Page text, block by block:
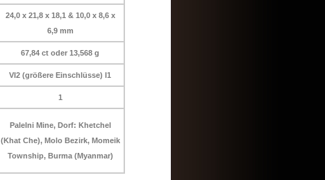
24,0 x 21,8 x 18,1 & 10,0 x 8,6 x
6,9 mm
67,84 ct oder 13,568 g
VI2 (größere Einschlüsse) I1
1
Palelni Mine, Dorf: Khetchel
(Khat Che), Molo Bezirk, Momeik
Township, Burma (Myanmar)